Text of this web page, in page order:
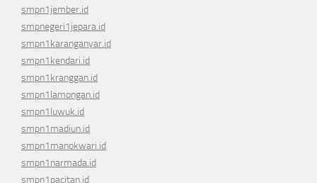
smpn1jember.id
smpnegeri1jepara.id
smpn1karanganyar.id
smpn1kendari.id
smpn1kranggan.id
smpn1lamongan.id
smpn1luwuk.id
smpn1madiun.id
smpn1manokwari.id
smpn1narmada.id
smpn1pacitan.id